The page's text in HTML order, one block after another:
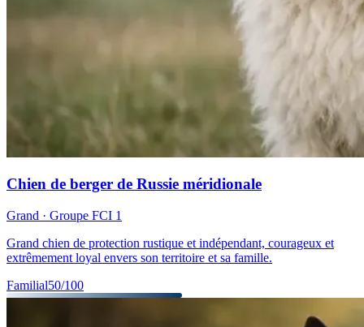
Chien de berger de Russie méridionale
Grand · Groupe FCI 1
Grand chien de protection rustique et indépendant, courageux et
extrêmement loyal envers son territoire et sa famille.
Familial50/100